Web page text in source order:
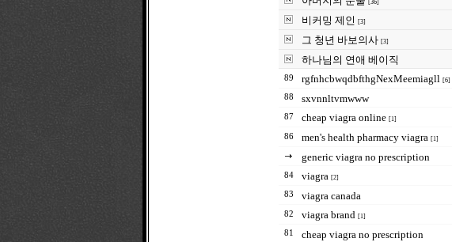
[36]
비커밍 제인 [3]
그 청년 바보의사 [3]
하나님의 연애 베이직
89 rgfnhcbwqdbfthgNexMeemiagll [6]
88 sxvnnltvmwww
87 cheap viagra online [1]
86 men's health pharmacy viagra [1]
generic viagra no prescription
84 viagra [2]
83 viagra canada
82 viagra brand [1]
81 cheap viagra no prescription